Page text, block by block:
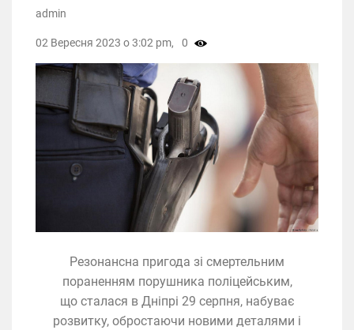
Резонансна пригода зі смертельним
пораненням порушника поліцейським,
що сталася в Дніпрі 29 серпня, набуває
розвитку, обростаючи новими деталями і
admin
02 Вересня 2023 о 3:02 pm, 0